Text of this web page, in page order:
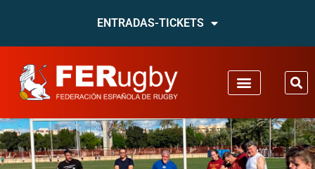
ENTRADAS-TICKETS